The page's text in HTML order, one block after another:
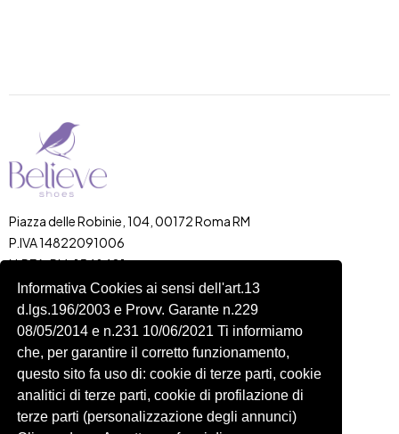
Informativa Cookies ai sensi dell'art.13
d.lgs.196/2003 e Provv. Garante n.229
08/05/2014 e n.231 10/06/2021 Ti informiamo
che, per garantire il corretto funzionamento,
questo sito fa uso di: cookie di terze parti, cookie
analitici di terze parti, cookie di profilazione di
terze parti (personalizzazione degli annunci)
Piazza delle Robinie, 104, 00172 Roma RM
P.IVA 14822091006
N.REA: RM-1548401
C.SOCIALE: €10,00
334 918 4321
Shop
Shop
Donna
Bambini
Account
Carrello
Profilo
Ordini